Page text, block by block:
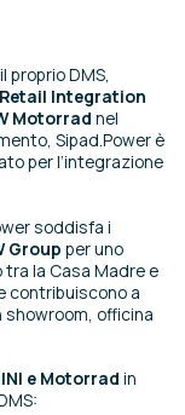
proprio DMS,
Retail Integration
Motorrad nel
Sipad.Power è
per l’integrazione
soddisfa i
Group per uno
la Casa Madre e
contribuiscono a
officina
e Motorrad in